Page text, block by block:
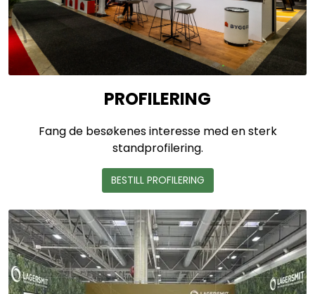
PROFILERING
Fang de besøkenes interesse med en sterk
standprofilering.
BESTILL PROFILERING